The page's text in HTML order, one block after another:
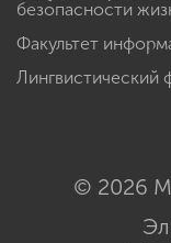
безопасности
Факультет
Лингвистический
© 2026